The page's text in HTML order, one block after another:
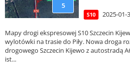
5
S10 2025-01-
Mapy drogi ekspresowej S10 Szczecin
wylotówki na trasie do Piły. Nowa droga
drogowego Szczecin Kijewo z autostradą
ist...